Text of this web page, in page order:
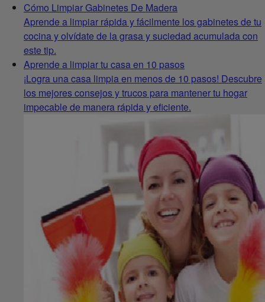
Cómo Limpiar Gabinetes De Madera
Aprende a limpiar rápida y fácilmente los gabinetes de tu
cocina y olvídate de la grasa y suciedad acumulada con
este tip.
Aprende a limpiar tu casa en 10 pasos
¡Logra una casa limpia en menos de 10 pasos! Descubre
los mejores consejos y trucos para mantener tu hogar
impecable de manera rápida y eficiente.